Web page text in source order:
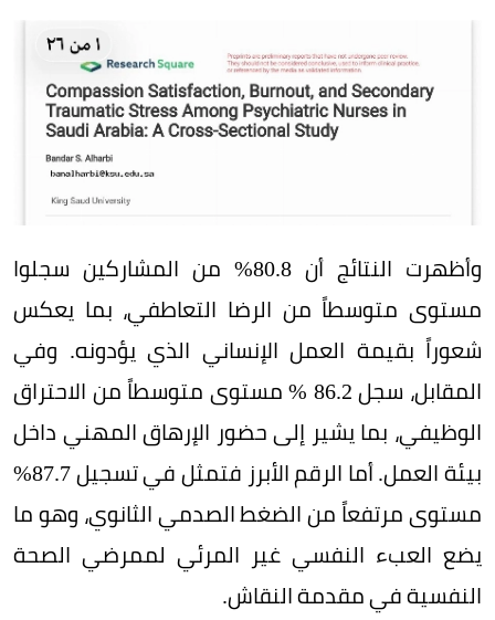
وأظهرت النتائج أن 80.8% من المشاركين سجلوا
مستوى متوسطاً من الرضا التعاطفي، بما يعكس
شعوراً بقيمة العمل الإنساني الذي يؤدونه. وفي
المقابل، سجل 86.2 % مستوى متوسطاً من الاحتراق
الوظيفي، بما يشير إلى حضور الإرهاق المهني داخل
بيئة العمل. أما الرقم الأبرز فتمثل في تسجيل 87.7%
مستوى مرتفعاً من الضغط الصدمي الثانوي، وهو ما
يضع العبء النفسي غير المرئي لممرضي الصحة
النفسية في مقدمة النقاش.